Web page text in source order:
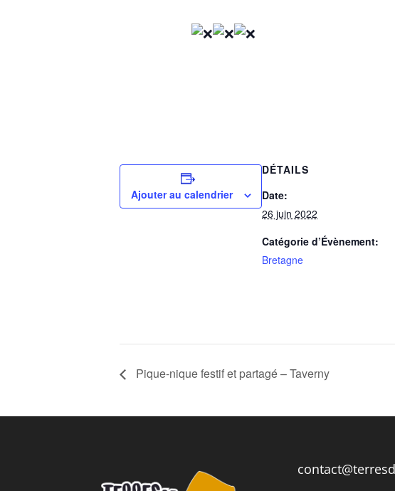
Ajouter au calendrier
DÉTAILS
Date:
26 juin 2022
Catégorie d’Évènement:
Bretagne
Pique-nique festif et partagé – Taverny